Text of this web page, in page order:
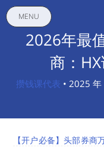
MENU
2026年最
商：
攒钱课代表 • 2025
【开户必备】头部券商